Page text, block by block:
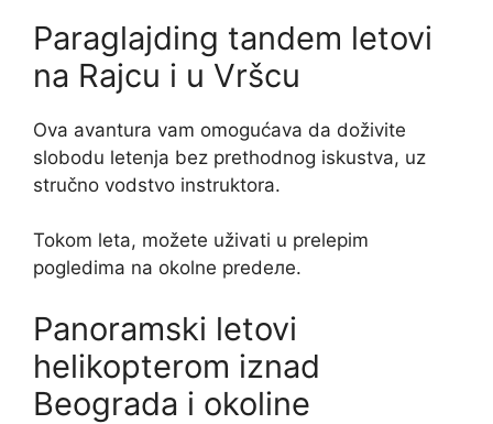
Paraglajding tandem letovi
na Rajcu i u Vršcu
Ova avantura vam omogućava da doživite
slobodu letenja bez prethodnog iskustva, uz
stručno vodstvo instruktora.
Tokom leta, možete uživati u prelepim
pogledima na okolne predеле.
Panoramski letovi
helikopterom iznad
Beograda i okoline